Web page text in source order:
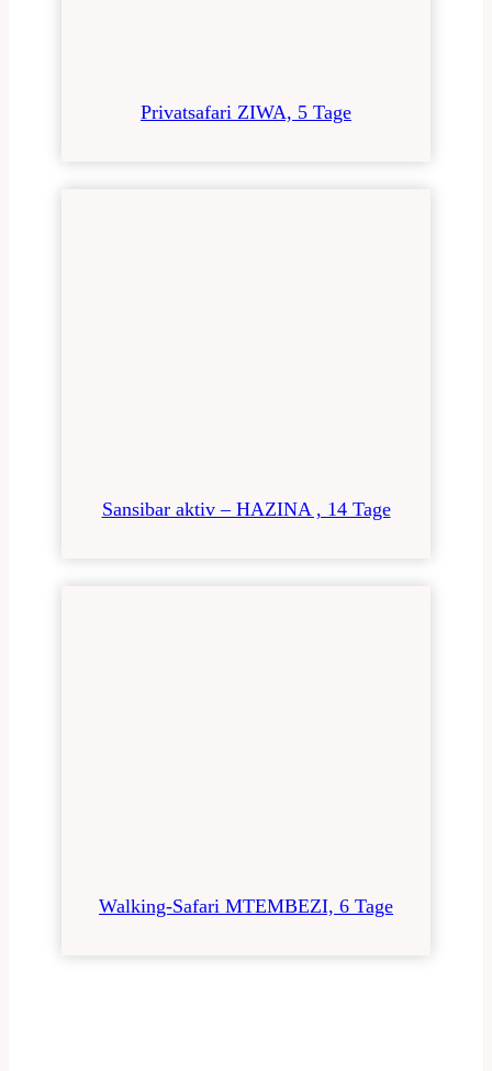
Privatsafari ZIWA, 5 Tage
Sansibar aktiv – HAZINA , 14 Tage
Walking-Safari MTEMBEZI, 6 Tage